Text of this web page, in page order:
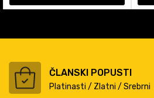
ČLANSKI POPUSTI
Platinasti / Zlatni / Srebrni